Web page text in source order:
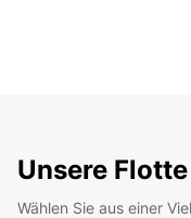
Unsere Flotte
Wählen Sie aus einer